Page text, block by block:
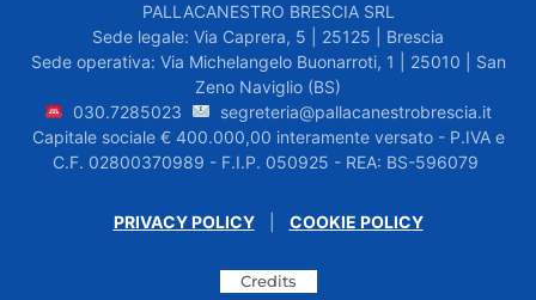
PALLACANESTRO BRESCIA SRL
Sede legale: Via Caprera, 5 | 25125 | Brescia
Sede operativa: Via Michelangelo Buonarroti, 1 | 25010 | San
Zeno Naviglio (BS)
030.7285023
segreteria@pallacanestrobrescia.it
Capitale sociale € 400.000,00 interamente versato - P.IVA e
C.F. 02800370989 - F.I.P. 050925 - REA: BS-596079
PRIVACY POLICY| COOKIE POLICY
Credits